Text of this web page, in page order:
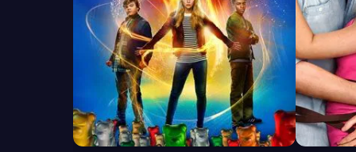
6.1 7.2